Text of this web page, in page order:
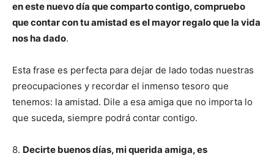
en este nuevo día que comparto contigo, compruebo
que contar con tu amistad es el mayor regalo que la vida
nos ha dado.
Esta frase es perfecta para dejar de lado todas nuestras
preocupaciones y recordar el inmenso tesoro que
tenemos: la amistad. Dile a esa amiga que no importa lo
que suceda, siempre podrá contar contigo.
8. Decirte buenos días, mi querida amiga, es